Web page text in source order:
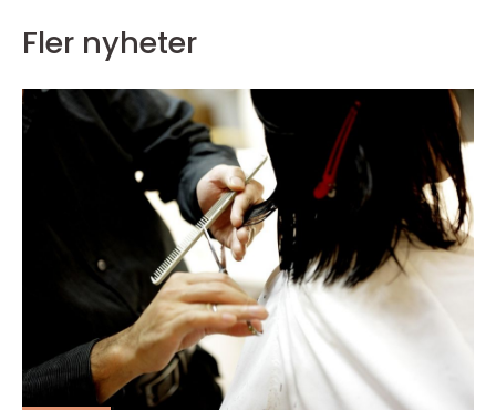
Fler nyheter